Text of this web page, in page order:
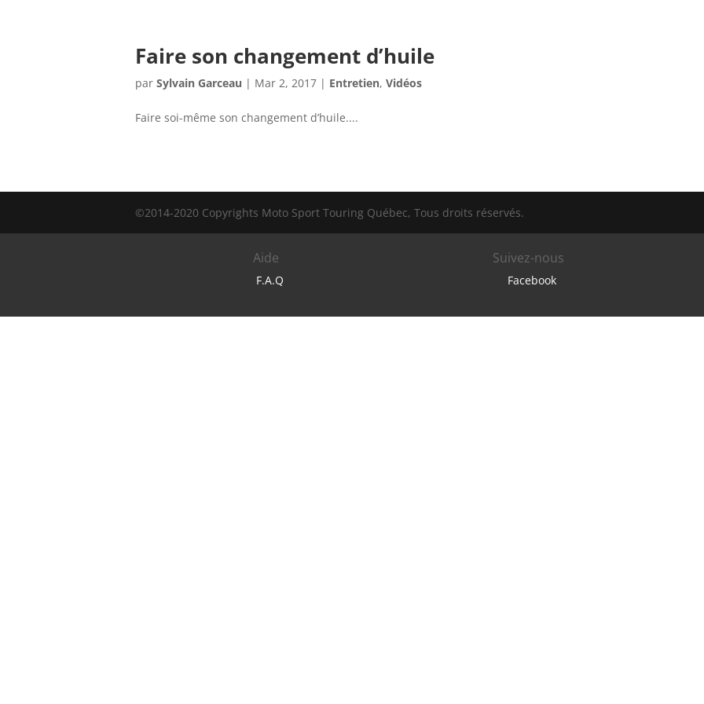
Faire son changement d’huile
par Sylvain Garceau | Mar 2, 2017 | Entretien, Vidéos
Faire soi-même son changement d’huile....
©2014-2020 Copyrights Moto Sport Touring Québec, Tous droits réservés.
Aide
F.A.Q
Suivez-nous
Facebook